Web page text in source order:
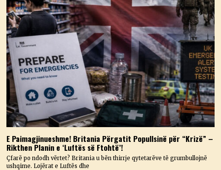
E Paimagjinueshme! Britania Përgatit Popullsinë për “Krizë” –
Rikthen Planin e ‘Luftës së Ftohtë’!
Çfarë po ndodh vërtet? Britania u bën thirrje qytetarëve të grumbullojnë
ushqime. Lojërat e Luftës dhe